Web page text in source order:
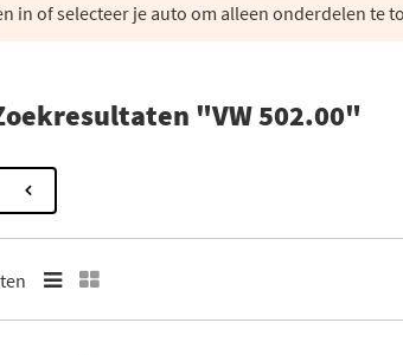
in of selecteer je auto om alleen onderdelen te
"VW 502.00"